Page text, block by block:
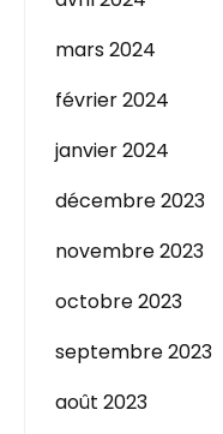
mars 2024
février 2024
janvier 2024
décembre 2023
novembre 2023
octobre 2023
septembre 2023
août 2023